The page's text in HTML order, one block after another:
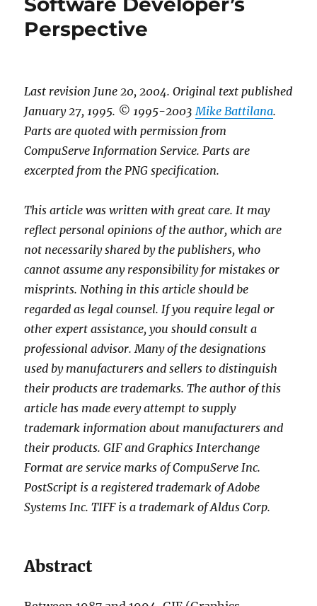
Perspective
Last revision June 20, 2004. Original text published
January 27, 1995. © 1995-2003 Mike Battilana.
Parts are quoted with permission from
CompuServe Information Service. Parts are
excerpted from the PNG specification.
This article was written with great care. It may
reflect personal opinions of the author, which are
not necessarily shared by the publishers, who
cannot assume any responsibility for mistakes or
misprints. Nothing in this article should be
regarded as legal counsel. If you require legal or
other expert assistance, you should consult a
professional advisor. Many of the designations
used by manufacturers and sellers to distinguish
their products are trademarks. The author of this
article has made every attempt to supply
trademark information about manufacturers and
their products. GIF and Graphics Interchange
Format are service marks of CompuServe Inc.
PostScript is a registered trademark of Adobe
Systems Inc. TIFF is a trademark of Aldus Corp.
Abstract